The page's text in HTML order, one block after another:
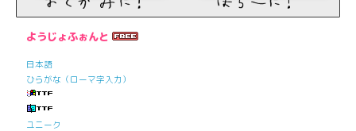
ようじょふぉんと
日本語
ひらがな（ローマ字入力）
ユニーク